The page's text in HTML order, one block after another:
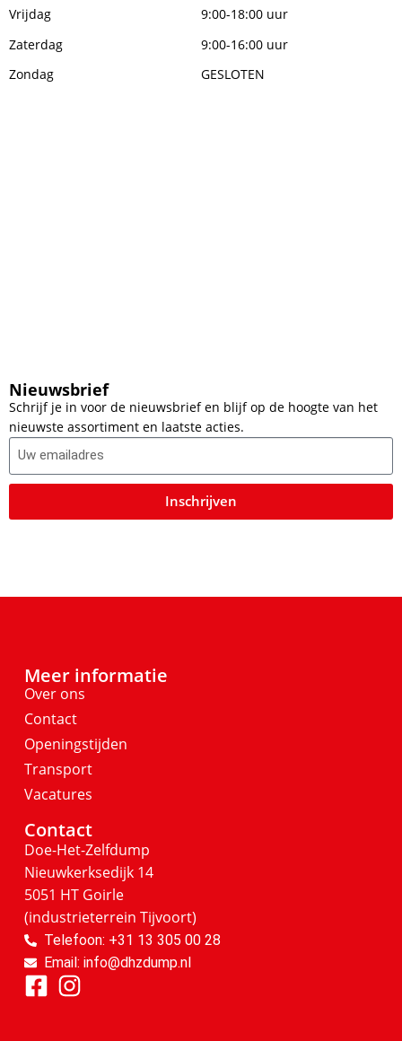
Vrijdag
9:00-18:00 uur
Zaterdag
9:00-16:00 uur
Zondag
GESLOTEN
Nieuwsbrief
Schrijf je in voor de nieuwsbrief en blijf op de hoogte van het
nieuwste assortiment en laatste acties.
Inschrijven
Meer informatie
Over ons
Contact
Openingstijden
Transport
Vacatures
Contact
Doe-Het-Zelfdump
Nieuwkerksedijk 14
5051 HT Goirle
(industrieterrein Tijvoort)
Telefoon: +31 13 305 00 28
Email: info@dhzdump.nl